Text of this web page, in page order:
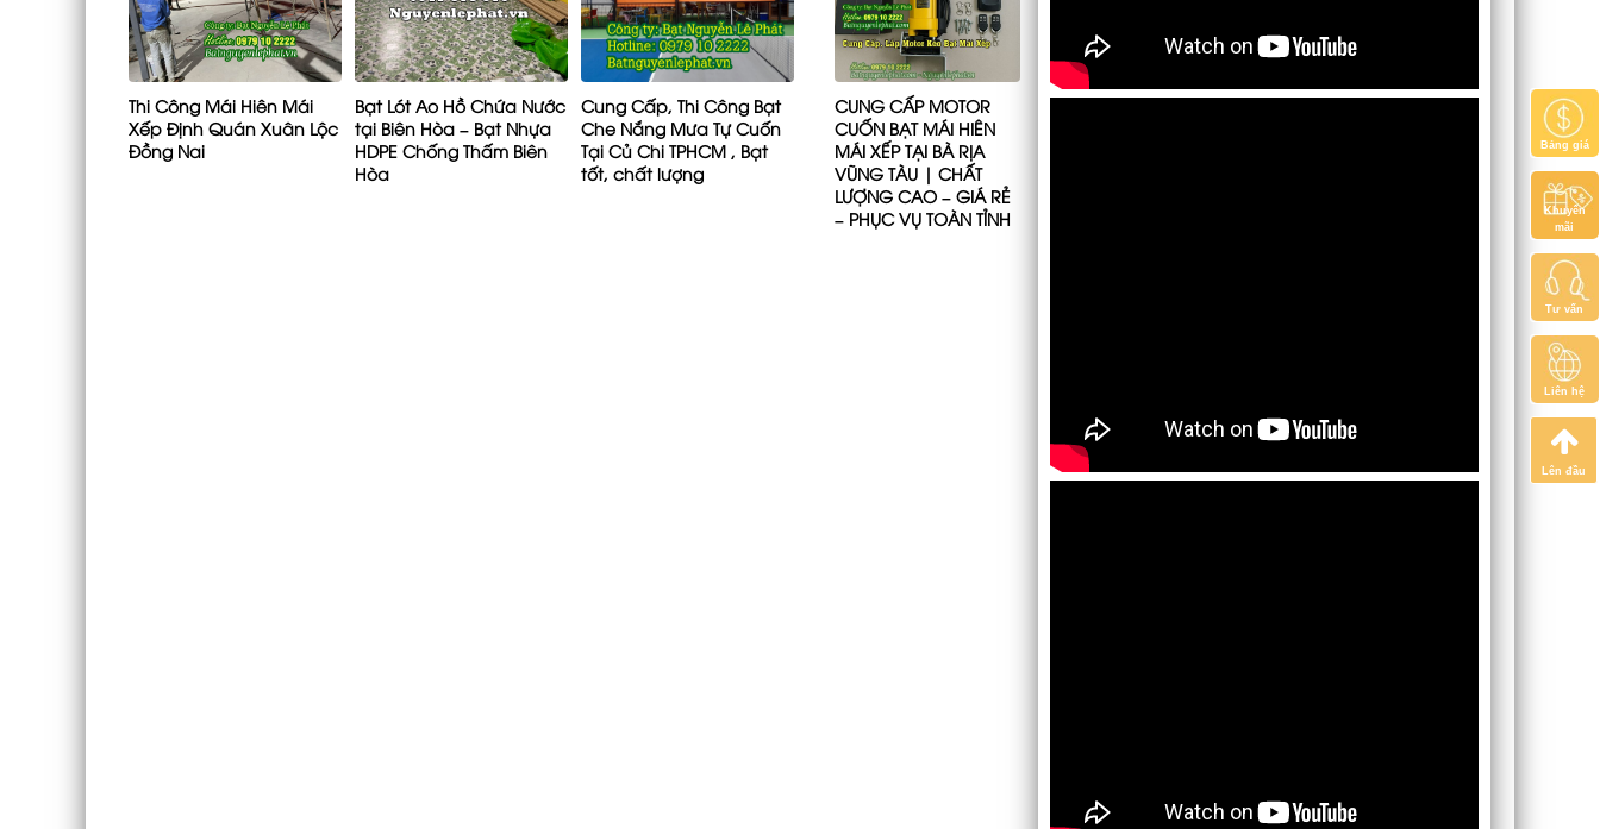
Thi Công Mái Hiên Mái
Xếp Định Quán Xuân Lộc
Đồng Nai
Bạt Lót Ao Hồ Chứa Nước
tại Biên Hòa – Bạt Nhựa
HDPE Chống Thấm Biên
Hòa
Cung Cấp, Thi Công Bạt
Che Nắng Mưa Tự Cuốn
Tại Củ Chi TPHCM , Bạt
tốt, chất lượng
CUNG CẤP MOTOR
CUỐN BẠT MÁI HIÊN
MÁI XẾP TẠI BÀ RỊA
VŨNG TÀU | CHẤT
LƯỢNG CAO – GIÁ RẺ
– PHỤC VỤ TOÀN TỈNH
Bảng giá
Khuyến
mãi
Tư vấn
Liên hệ
Lên đầu